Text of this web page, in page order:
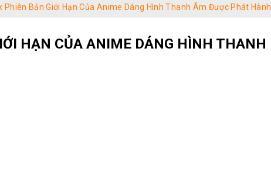
Phiên Bản Giới Hạn Của Anime Dáng Hình Thanh Âm Được Phát Hành
HẠN CỦA ANIME DÁNG HÌNH THANH